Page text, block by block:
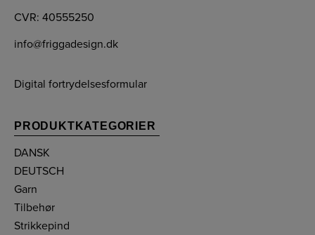
CVR: 40555250
info@friggadesign.dk
Digital fortrydelsesformular
PRODUKTKATEGORIER
DANSK
DEUTSCH
Garn
Tilbehør
Strikkepind